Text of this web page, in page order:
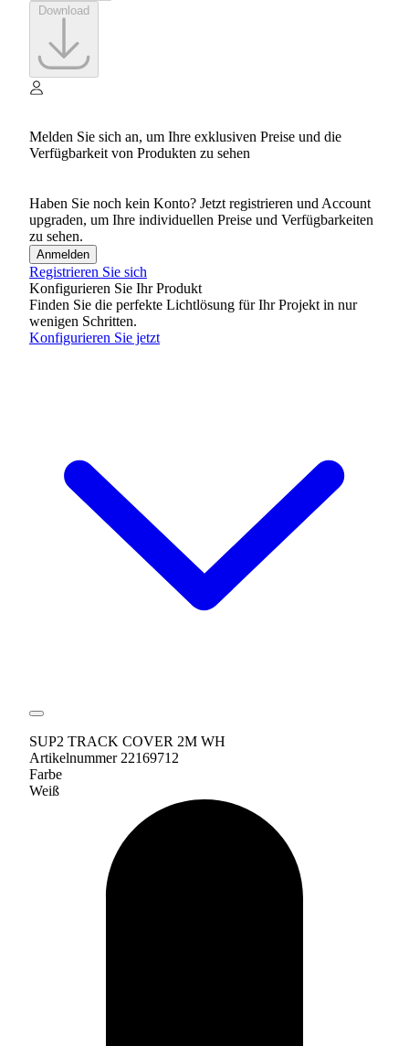
Melden Sie sich an, um Ihre exklusiven Preise und die
Verfügbarkeit von Produkten zu sehen
Haben Sie noch kein Konto? Jetzt registrieren und Account
upgraden, um Ihre individuellen Preise und Verfügbarkeiten
zu sehen.
Anmelden
Registrieren Sie sich
Konfigurieren Sie Ihr Produkt
Finden Sie die perfekte Lichtlösung für Ihr Projekt in nur
wenigen Schritten.
Konfigurieren Sie jetzt
SUP2 TRACK COVER 2M WH
Artikelnummer 22169712
Farbe
Weiß